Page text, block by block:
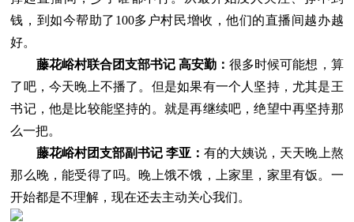
钱，到如今帮助了100多户村民增收，他们的直播间越办越
好。
藤花峪村联合团支部书记 高安勤：很多时候可能想，算
了吧，今天晚上不播了。但是如果有一个人坚持，尤其是王
书记，他是比较能坚持的。就是再继续吧，绝望中再坚持那
么一把。
藤花峪村团支部副书记 李亚：有的大姨说，天天晚上熬
那么晚，能受得了吗。晚上饿不饿，上家里，家里有饭。一
开始都是不理解，现在还去主动关心我们。